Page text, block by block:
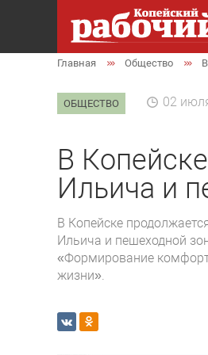
Главная Общество
ОБЩЕСТВО 02
В
Ильича и
В Копейске
Ильича и пешеходной
«Формирование
жизни».